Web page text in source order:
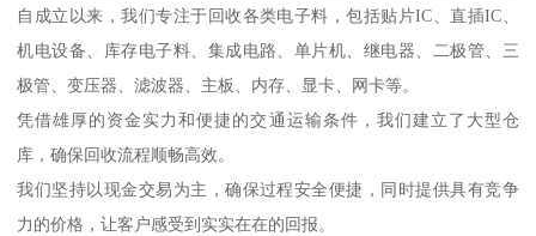
自成立以来，我们专注于回收各类电子料，包括贴片IC、直插IC、
机电设备、库存电子料、集成电路、单片机、继电器、二极管、三
极管、变压器、滤波器、主板、内存、显卡、网卡等。
凭借雄厚的资金实力和便捷的交通运输条件，我们建立了大型仓
库，确保回收流程顺畅高效。
我们坚持以现金交易为主，确保过程安全便捷，同时提供具有竞争
力的价格，让客户感受到实实在在的回报。